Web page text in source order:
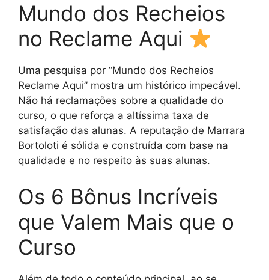
Mundo dos Recheios
no Reclame Aqui
Uma pesquisa por “Mundo dos Recheios
Reclame Aqui” mostra um histórico impecável.
Não há reclamações sobre a qualidade do
curso, o que reforça a altíssima taxa de
satisfação das alunas. A reputação de Marrara
Bortoloti é sólida e construída com base na
qualidade e no respeito às suas alunas.
Os 6 Bônus Incríveis
que Valem Mais que o
Curso